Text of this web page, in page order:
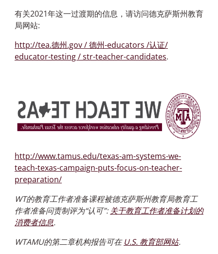
有关2021年这一过渡期的信息，请访问德克萨斯州教育
局网站:
http://tea.德州.gov / 德州-educators /认证/
educator-testing / str-teacher-candidates.
http://www.tamus.edu/texas-am-systems-we-
teach-texas-campaign-puts-focus-on-teacher-
preparation/
WT的教育工作者准备课程被德克萨斯州教育局教育工
作者准备问责制评为“认可”: 关于教育工作者准备计划的
消费者信息.
WTAMU的第二章机构报告可在U.S. 教育部网站.